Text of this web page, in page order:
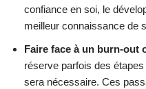
confiance en soi, le
meilleur connaissance de
Faire face à un burn-out
réserve parfois des
sera nécessaire. Ces